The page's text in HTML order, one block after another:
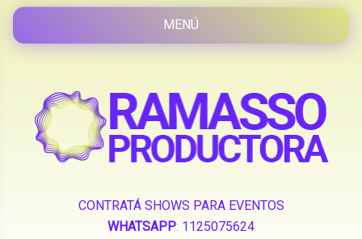
CONTRATÁ SHOWS PARA EVENTOS
WHATSAPP: 1125075624